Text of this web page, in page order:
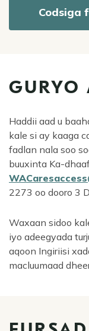
Codsiga
GURYO
Haddii aad u
kale si ay kaaga
fadlan nala soo
buuxinta Ka-
2273 oo dooro 3
Waxaan sidoo
iyo adeegyada
aqoon Ingiriisi
macluumaad